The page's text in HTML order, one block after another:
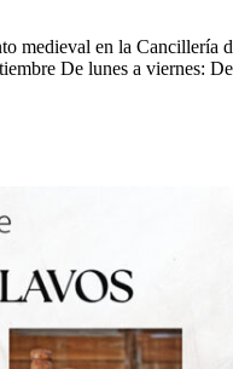
medieval en la Cancillería
De lunes a viernes: De